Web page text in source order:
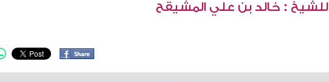
للشيخ : خالد بن علي المشيقح